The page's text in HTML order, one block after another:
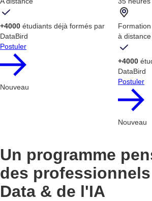
+4000 étudiants déjà formés par
DataBird
Postuler
Nouveau
Formation
à
+4000
DataBird
Postuler
Nouveau
Un programme
des
Data & de l'IA